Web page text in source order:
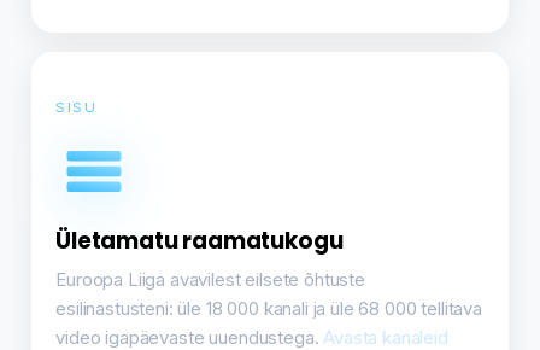
SISU
Ületamatu raamatukogu
Euroopa Liiga avavilest eilsete õhtuste
esilinastusteni: üle 18 000 kanali ja üle 68 000 tellitava
video igapäevaste uuendustega.Avasta kanaleid